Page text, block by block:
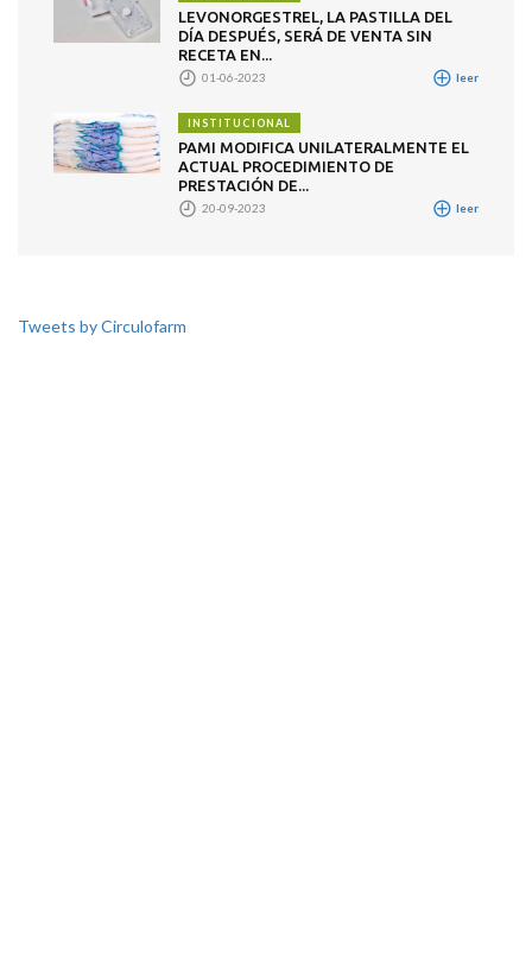
LEVONORGESTREL, LA PASTILLA DEL
DÍA DESPUÉS, SERÁ DE VENTA SIN
RECETA EN...
01-06-2023 leer
INSTITUCIONAL
PAMI MODIFICA UNILATERALMENTE EL
ACTUAL PROCEDIMIENTO DE
PRESTACIÓN DE...
20-09-2023 leer
Tweets by Circulofarm